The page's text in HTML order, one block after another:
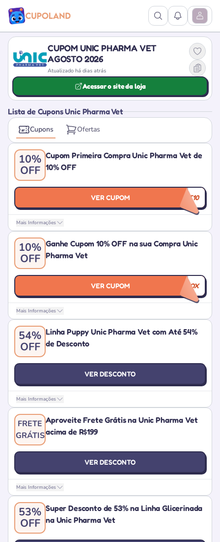
Ver Pesquisa
Ver Abrir
CUPOM UNIC PHARMA VET
AGOSTO 2026
Atualizado há dias atrás
Acessar o site da loja
Lista de Cupons Unic Pharma Vet
Cupons Ofertas
10%
OFF
Cupom Primeira Compra Unic Pharma Vet de
10% OFF
VER CUPOM UNICVET10
Mais Informações
10%
OFF
Ganhe Cupom 10% OFF na sua Compra Unic
Pharma Vet
VER CUPOM YBOX
Mais Informações
54%
OFF
Linha Puppy Unic Pharma Vet com Até 54%
de Desconto
VER DESCONTO
Mais Informações
FRETE
GRÁTIS
Aproveite Frete Grátis na Unic Pharma Vet
acima de R$199
VER DESCONTO
Mais Informações
53%
OFF
Super Desconto de 53% na Linha Glicerinada
na Unic Pharma Vet